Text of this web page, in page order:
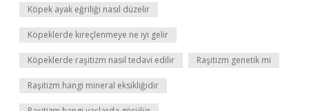
Köpek ayak eğriliği nasıl düzelir
Köpeklerde kireçlenmeye ne iyi gelir
Köpeklerde raşitizm nasıl tedavi edilir Raşitizm genetik mi
Raşitizm hangi mineral eksikliğidir